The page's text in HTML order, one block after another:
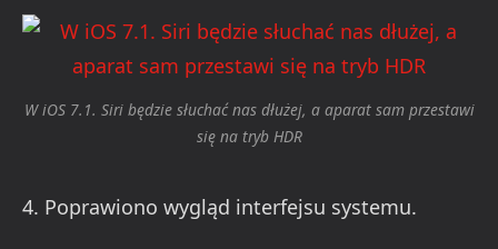
W iOS 7.1. Siri będzie słuchać nas dłużej, a aparat sam przestawi
się na tryb HDR
4. Poprawiono wygląd interfejsu systemu.